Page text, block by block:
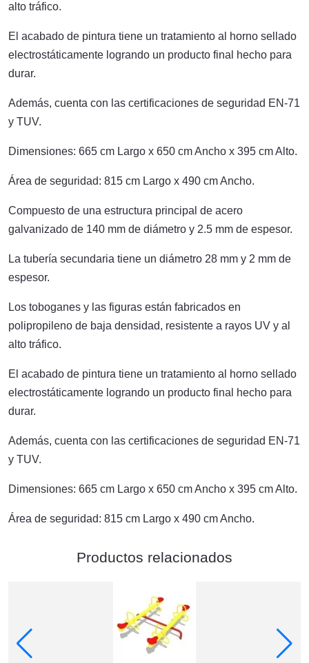
alto tráfico.
El acabado de pintura tiene un tratamiento al horno sellado
electrostáticamente logrando un producto final hecho para
durar.
Además, cuenta con las certificaciones de seguridad EN-71
y TUV.
Dimensiones: 665 cm Largo x 650 cm Ancho x 395 cm Alto.
Área de seguridad: 815 cm Largo x 490 cm Ancho.
Compuesto de una estructura principal de acero
galvanizado de 140 mm de diámetro y 2.5 mm de espesor.
La tubería secundaria tiene un diámetro 28 mm y 2 mm de
espesor.
Los toboganes y las figuras están fabricados en
polipropileno de baja densidad, resistente a rayos UV y al
alto tráfico.
El acabado de pintura tiene un tratamiento al horno sellado
electrostáticamente logrando un producto final hecho para
durar.
Además, cuenta con las certificaciones de seguridad EN-71
y TUV.
Dimensiones: 665 cm Largo x 650 cm Ancho x 395 cm Alto.
Área de seguridad: 815 cm Largo x 490 cm Ancho.
Productos relacionados